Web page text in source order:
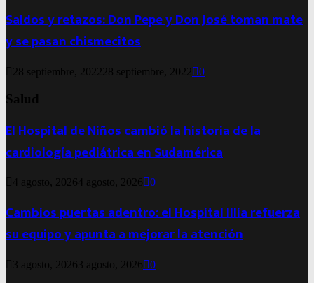
Saldos y retazos: Don Pepe y Don José toman mate
y se pasan chismecitos
28 septiembre, 2022 28 septiembre, 2022 0
Salud
El Hospital de Niños cambió la historia de la
cardiología pediátrica en Sudamérica
4 agosto, 20264 agosto, 2026 0
Cambios puertas adentro: el Hospital Illia refuerza
su equipo y apunta a mejorar la atención
3 agosto, 2026 3 agosto, 2026 0